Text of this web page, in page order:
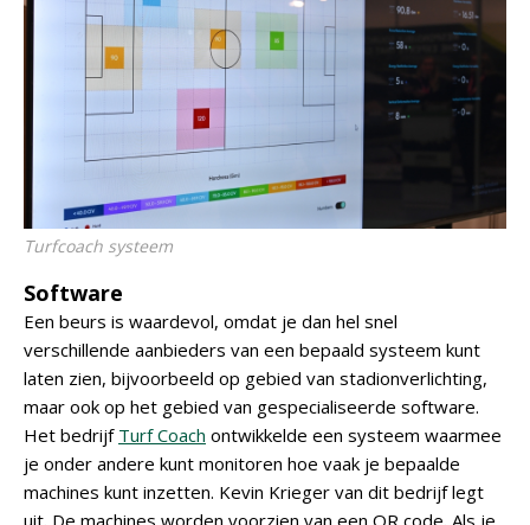
Turfcoach systeem
Software
Een beurs is waardevol, omdat je dan hel snel
verschillende aanbieders van een bepaald systeem kunt
laten zien, bijvoorbeeld op gebied van stadionverlichting,
maar ook op het gebied van gespecialiseerde software.
Het bedrijf Turf Coach ontwikkelde een systeem waarmee
je onder andere kunt monitoren hoe vaak je bepaalde
machines kunt inzetten. Kevin Krieger van dit bedrijf legt
uit. De machines worden voorzien van een QR code. Als je